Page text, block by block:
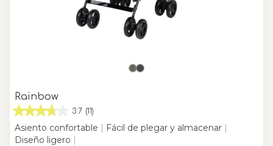
Rainbow
3.7 (11)
Asiento confortable | Fácil de plegar y almacenar |
Diseño ligero |